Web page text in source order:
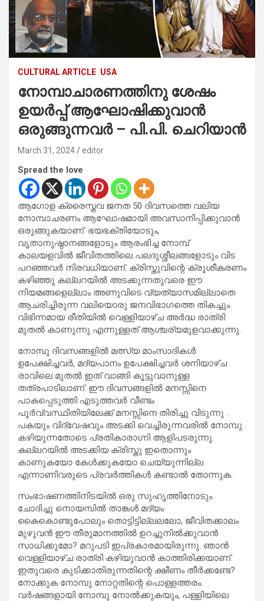
CULTURAL ARTICLE USA
നോമ്പാചാരണത്തിനു ശേഷം
ഉയര്‍പ്പ് ആഘോഷിക്കുവാന്‍
ഒരുങ്ങുന്നവര്‍ – പി.പി. ചെറിയാന്‍
March 31, 2024 editor
Spread the love
ആഗോള ക്രൈസ്തവ ജനത 50 ദിവസത്തെ വലിയ
നോമ്പാചരണം ആഘോഷമായി അവസാനിപ്പിക്കുവാന്‍
ഒരുങ്ങുകയാണ്. ഭയഭക്തിയോടും,
വൃതാനുഷ്ഠാനങ്ങളോടും ആരംഭിച്ച നോമ്പ്
കാലയളവില്‍ ജീവിതത്തിലെ പലദുശ്ശീലങ്ങളോടും വിട
പറഞ്ഞവര്‍ നിരവധിയാണ്. ക്രിസ്തുവിന്റെ ക്രൂശീകരണം
കഴിഞ്ഞു കല്ലറയില്‍ അടക്കുന്നതുവരെ ഈ
നിയമങ്ങളെല്ലാം അണുവിടെ വ്യത്യാസമില്ലാതെ
ആചരിച്ചിരുന്ന വലിയൊരു ജനവിഭാഗത്തെ തികച്ചും
വിഭിന്നമായ രീതിയില്‍ വെള്ളിയാഴ്ച അര്‍ദ്ധ രാത്രി
മുതല്‍ കാണുന്നു എന്നുള്ളത് ആശ്ചര്യമുളവാക്കുന്നു.
നോമ്പു ദിവസങ്ങളില്‍ മത്സ്യ മാംസാദികള്‍
ഉപേക്ഷിച്ചവര്‍, മദ്യപാനം ഉപേക്ഷിച്ചവര്‍ ശനിയാഴ്ച
രാവിലെ മുതല്‍ ഇത് വാങ്ങി കൂട്ടുവാനുള്ള
തത്രപാടിലാണ്. ഈ ദിവസങ്ങളില്‍ മനസ്സിനെ
പാകപ്പെടുത്തി എടുത്തവര്‍ വീണ്ടം
പൂര്‍വ്വസ്ഥിതിയിലേക്ക് മനസ്സിനെ തിരിച്ചു വിടുന്നു .
പകയും വിദ്വേഷവും അടക്കി വെച്ചിരുന്നവരില്‍ നോമ്പു
കഴിയുന്നതോടെ പ്രതികാരാഗ്നി ആളിപടരുന്നു.
കല്ലറയില്‍ അടക്കിയ ക്രിസ്തു ഇതൊന്നും
കാണുകയോ കേള്‍ക്കുകയോ ചെയ്യുന്നില്ല
എന്നാണിവരുടെ പ്രവര്‍ത്തികള്‍ കണ്ടാല്‍ തോന്നുക.
സംഭാഷണത്തിനിടയില്‍ ഒരു സുഹൃത്തിനോടും
ചോദിച്ചു നൊയമ്പില്‍ താങ്കള്‍ മദ്യം
കൈകൊണ്ടുപോലും തൊട്ടിട്ടില്ലലലോ, ജീവിതക്കാലം
മുഴുവന്‍ ഈ തീരുമാനത്തില്‍ ഉറച്ചുനില്‍ക്കുവാന്‍
സാധിക്കുമോ? മറുപടി ഇപ്രകാരമായിരുന്നു. ഞാന്‍
വെള്ളിയാഴ്ച രാത്രി കഴിയുവാന്‍ കാത്തിരിക്കയാണ്.
ഇതുവരെ കുടിക്കാതിരുന്നതിന്റെ ക്ഷീണം തീര്‍ക്കണ്ടേ?
നോക്കുക നോമ്പു നോറ്റതിന്റെ പൊള്ളത്തരം.
വര്‍ഷങ്ങളായി നോമ്പു നോല്‍ക്കുകയും, പള്ളിയിലെ